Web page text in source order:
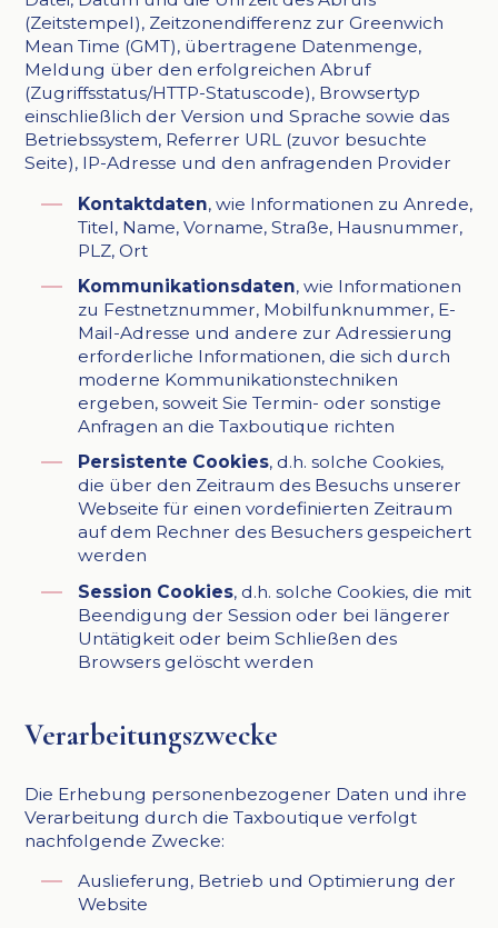
(Zeitstempel), Zeitzonendifferenz zur Greenwich
Mean Time (GMT), übertragene Datenmenge,
Meldung über den erfolgreichen Abruf
(Zugriffsstatus/HTTP-Statuscode), Browsertyp
einschließlich der Version und Sprache sowie das
Betriebssystem, Referrer URL (zuvor besuchte
Seite), IP-Adresse und den anfragenden Provider
Kontaktdaten, wie Informationen zu Anrede,
Titel, Name, Vorname, Straße, Hausnummer,
PLZ, Ort
Kommunikationsdaten, wie Informationen
zu Festnetznummer, Mobilfunknummer, E-
Mail-Adresse und andere zur Adressierung
erforderliche Informationen, die sich durch
moderne Kommunikationstechniken
ergeben, soweit Sie Termin- oder sonstige
Anfragen an die Taxboutique richten
Persistente Cookies, d.h. solche Cookies,
die über den Zeitraum des Besuchs unserer
Webseite für einen vordefinierten Zeitraum
auf dem Rechner des Besuchers gespeichert
werden
Session Cookies, d.h. solche Cookies, die mit
Beendigung der Session oder bei längerer
Untätigkeit oder beim Schließen des
Browsers gelöscht werden
Verarbeitungszwecke
Die Erhebung personenbezogener Daten und ihre
Verarbeitung durch die Taxboutique verfolgt
nachfolgende Zwecke:
Auslieferung, Betrieb und Optimierung der
Website